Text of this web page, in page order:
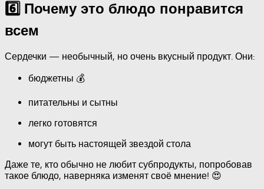
6️⃣ Почему это блюдо понравится
всем
Сердечки — необычный, но очень вкусный продукт. Они:
бюджетны 💰
питательны и сытны
легко готовятся
могут быть настоящей звездой стола
Даже те, кто обычно не любит субпродукты, попробовав
такое блюдо, наверняка изменят своё мнение! 😍